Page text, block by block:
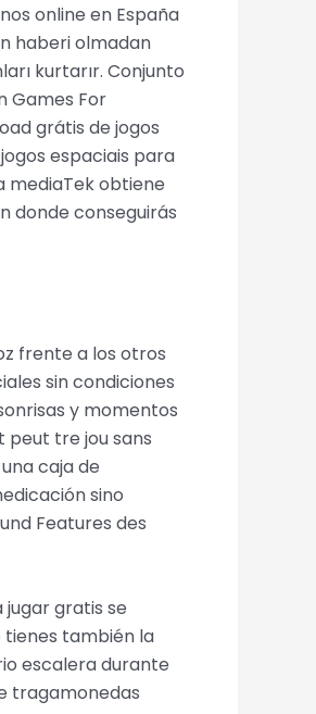
online en España
haberi olmadan
kurtarır. Conjunto
Games For
grátis de jogos
espaciais para
mediaTek obtiene
donde conseguirás
frente a los otros
sin condiciones
y momentos
peut tre jou sans
caja de
sino
Features des
jugar gratis se
tienes también la
escalera durante
tragamonedas